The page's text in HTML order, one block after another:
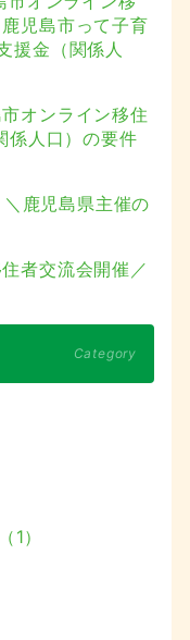
児島市って子育
援金（関係人
オンライン移住
係人口）の要件
鹿児島県主催の
者交流会開催／
Category
1）